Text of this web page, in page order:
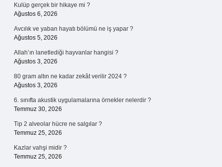
Kulüp gerçek bir hikaye mi ?
Ağustos 6, 2026
Avcılık ve yaban hayatı bölümü ne iş yapar ?
Ağustos 5, 2026
Allah’ın lanetlediği hayvanlar hangisi ?
Ağustos 3, 2026
80 gram altın ne kadar zekât verilir 2024 ?
Ağustos 3, 2026
6. sınıfta akustik uygulamalarına örnekler nelerdir ?
Temmuz 30, 2026
Tip 2 alveolar hücre ne salgılar ?
Temmuz 25, 2026
Kazlar vahşi midir ?
Temmuz 25, 2026